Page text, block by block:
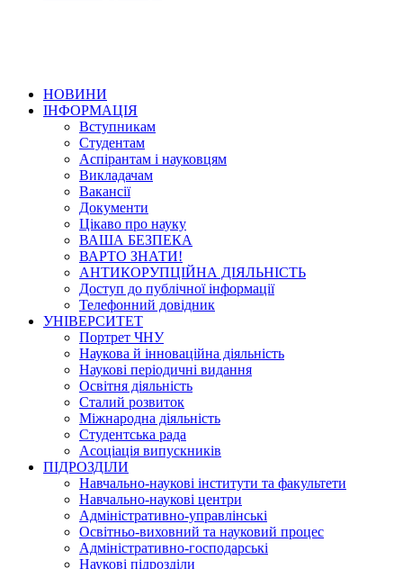
НОВИНИ
ІНФОРМАЦІЯ
Вступникам
Студентам
Аспірантам і науковцям
Викладачам
Вакансії
Документи
Цікаво про науку
ВАША БЕЗПЕКА
ВАРТО ЗНАТИ!
АНТИКОРУПЦІЙНА ДІЯЛЬНІСТЬ
Доступ до публічної інформації
Телефонний довідник
УНІВЕРСИТЕТ
Портрет ЧНУ
Наукова й інноваційна діяльність
Наукові періодичні видання
Освітня діяльність
Сталий розвиток
Міжнародна діяльність
Студентська рада
Асоціація випускників
ПІДРОЗДІЛИ
Навчально-наукові інститути та факультети
Навчально-наукові центри
Адміністративно-управлінські
Освітньо-виховний та науковий процес
Адміністративно-господарські
Наукові підрозділи